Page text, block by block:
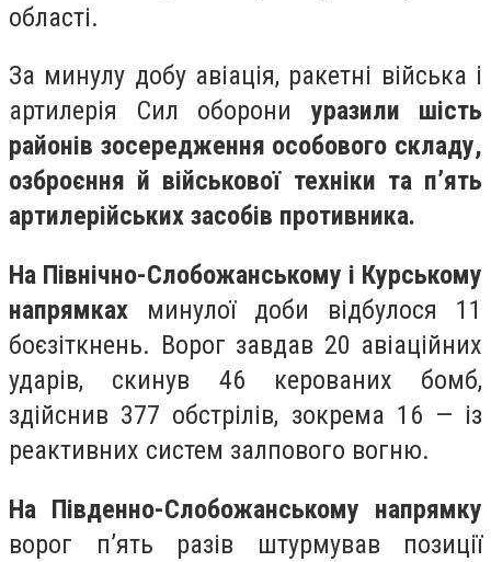
області.
За минулу добу авіація, ракетні війська і
артилерія Сил оборони уразили шість
районів зосередження особового складу,
озброєння й військової техніки та п’ять
артилерійських засобів противника.
На Північно-Слобожанському і Курському
напрямках минулої доби відбулося 11
боєзіткнень. Ворог завдав 20 авіаційних
ударів, скинув 46 керованих бомб,
здійснив 377 обстрілів, зокрема 16 — із
реактивних систем залпового вогню.
На Південно-Слобожанському напрямку
ворог п’ять разів штурмував позиції